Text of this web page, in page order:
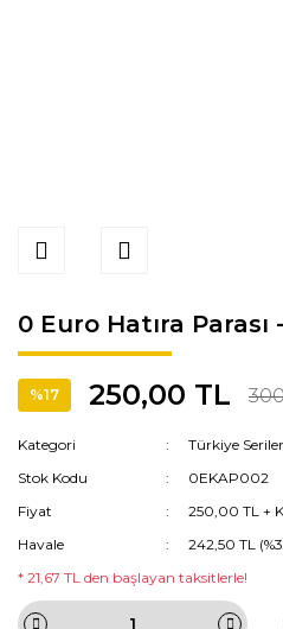
0 Euro Hatıra Parası
%17 250,00 TL
Kategori
Türkiye
Stok Kodu
0EKAP002
Fiyat
250,00 TL +
Havale
242,50 TL
* 21,67 TL den başlayan taksitlerle!